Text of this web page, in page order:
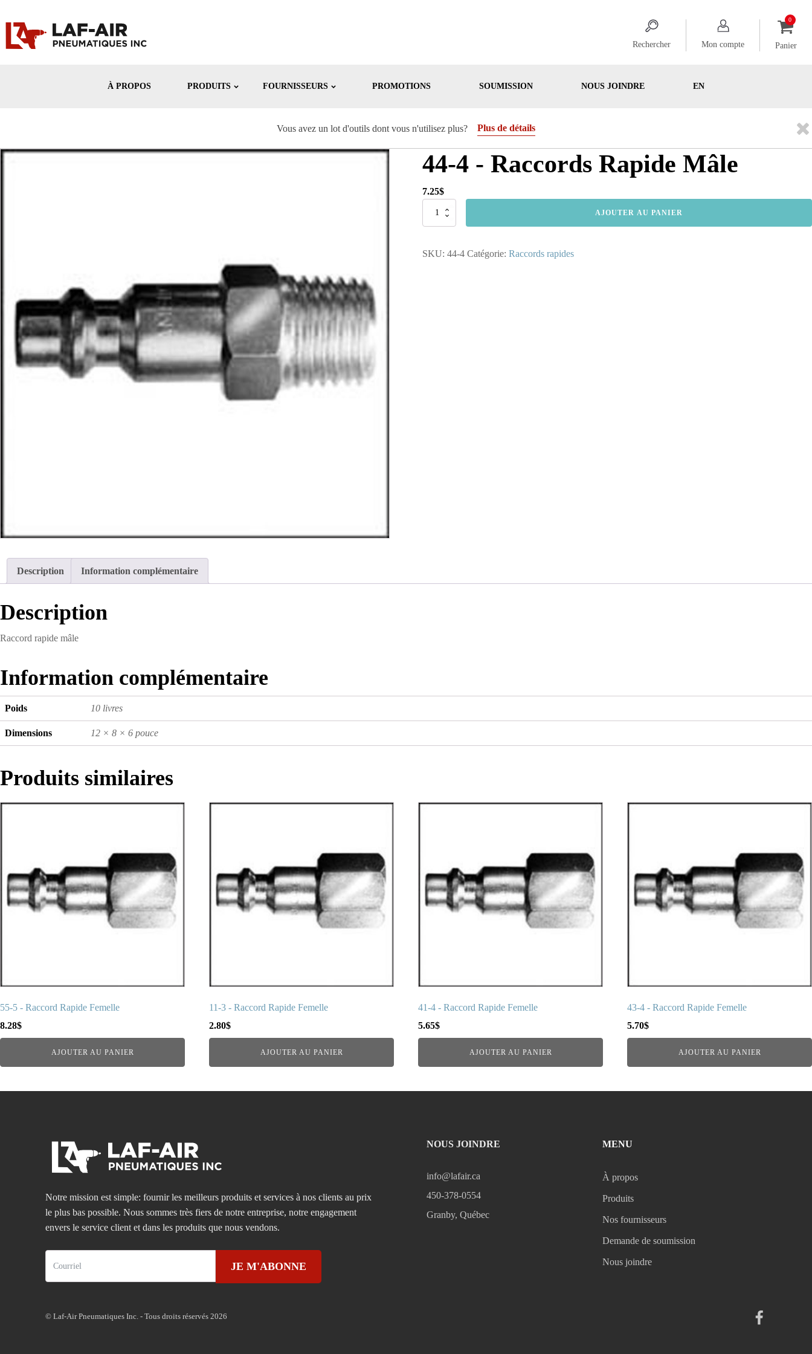
Rechercher Mon compte Panier
À PROPOS PRODUITS FOURNISSEURS PROMOTIONS SOUMISSION NOUS JOINDRE EN
Vous avez un lot d'outils dont vous n'utilisez plus? Plus de détails
44-4 - Raccords Rapide Mâle
7.25$
quantité
-
AJOUTER AU PANIER
SKU: 44-4 Catégorie: Raccords rapides
Description Information complémentaire
Description
Raccord rapide mâle
Information complémentaire
Poids 10 livres
Dimensions 12 × 8 × 6 pouce
Produits similaires
55-5 - Raccord Rapide Femelle
8.28$
AJOUTER AU PANIER
11-3 - Raccord Rapide Femelle
2.80$
AJOUTER AU PANIER
41-4 - Raccord Rapide Femelle
5.65$
AJOUTER AU PANIER
43-4 - Raccord Rapide Femelle
5.70$
AJOUTER AU PANIER
Notre mission est simple: fournir les meilleurs produits et services à nos clients au prix
le plus bas possible. Nous sommes très fiers de notre entreprise, notre engagement
envers le service client et dans les produits que nous vendons.
JE M'ABONNE
NOUS JOINDRE
info@lafair.ca
450-378-0554
Granby, Québec
MENU
À propos
Produits
Nos fournisseurs
Demande de soumission
Nous joindre
© Laf-Air Pneumatiques Inc. - Tous droits réservés 2026